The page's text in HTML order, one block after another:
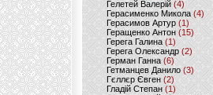
Гелетей Валерій (4)
Герасименко Микола (4)
Герасимов Артур (1)
Геращенко Антон(15)
Герега Галина (1)
Герега Олександр (2)
Герман Ганна (6)
Гетманцев Данило (3)
Гєллєр Євген (2)
Гладій Степан(1)